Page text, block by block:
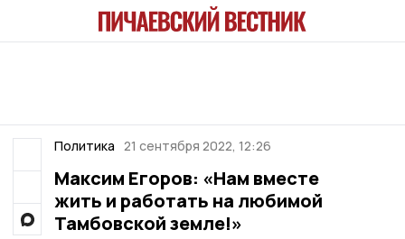
Политика 21 сентября 2022, 12:26
Максим Егоров: «Нам вместе
жить и работать на любимой
Тамбовской земле!»